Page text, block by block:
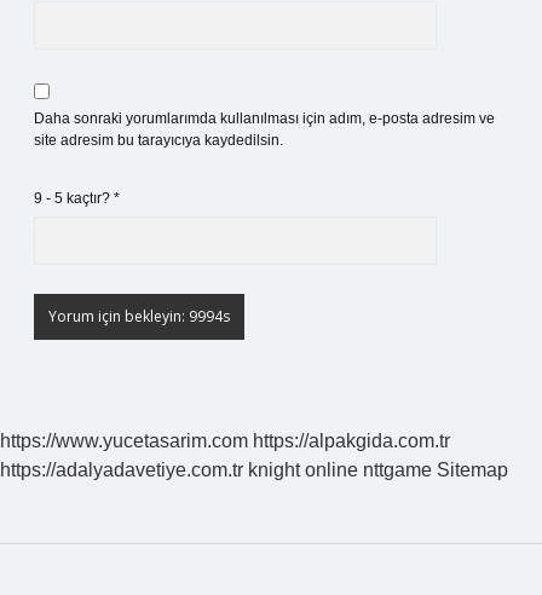
Daha sonraki yorumlarımda kullanılması için adım, e-posta adresim ve
site adresim bu tarayıcıya kaydedilsin.
9 - 5 kaçtır? *
https://www.yucetasarim.com https://alpakgida.com.tr
https://adalyadavetiye.com.tr knight online nttgame Sitemap